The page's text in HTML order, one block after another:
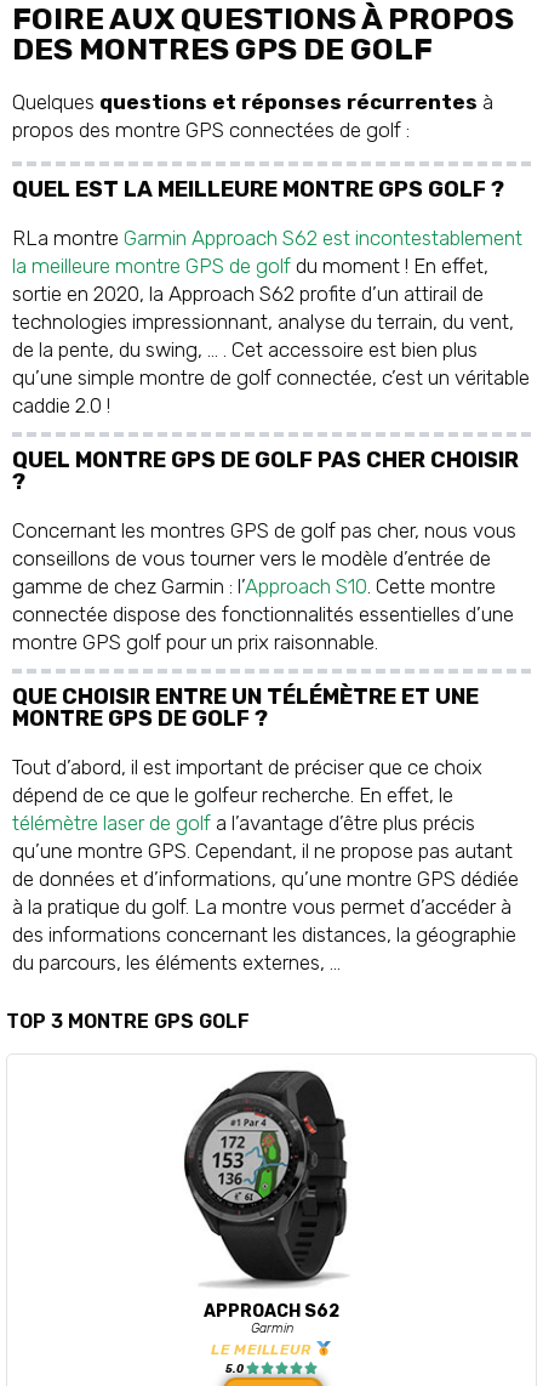
FOIRE AUX QUESTIONS À PROPOS
DES MONTRES GPS DE GOLF
Quelques questions et réponses récurrentes à
propos des montre GPS connectées de golf :
QUEL EST LA MEILLEURE MONTRE GPS GOLF ?
RLa montre Garmin Approach S62 est incontestablement
la meilleure montre GPS de golf du moment ! En effet,
sortie en 2020, la Approach S62 profite d’un attirail de
technologies impressionnant, analyse du terrain, du vent,
de la pente, du swing, … . Cet accessoire est bien plus
qu’une simple montre de golf connectée, c’est un véritable
caddie 2.0 !
QUEL MONTRE GPS DE GOLF PAS CHER CHOISIR
?
Concernant les montres GPS de golf pas cher, nous vous
conseillons de vous tourner vers le modèle d’entrée de
gamme de chez Garmin : l’Approach S10 . Cette montre
connectée dispose des fonctionnalités essentielles d’une
montre GPS golf pour un prix raisonnable.
QUE CHOISIR ENTRE UN TÉLÉMÈTRE ET UNE
MONTRE GPS DE GOLF ?
Tout d’abord, il est important de préciser que ce choix
dépend de ce que le golfeur recherche. En effet, le
télémètre laser de golf a l’avantage d’être plus précis
qu’une montre GPS. Cependant, il ne propose pas autant
de données et d’informations, qu’une montre GPS dédiée
à la pratique du golf. La montre vous permet d’accéder à
des informations concernant les distances, la géographie
du parcours, les éléments externes, …
TOP 3 MONTRE GPS GOLF
APPROACH S62
Garmin
LE MEILLEUR
5.0 